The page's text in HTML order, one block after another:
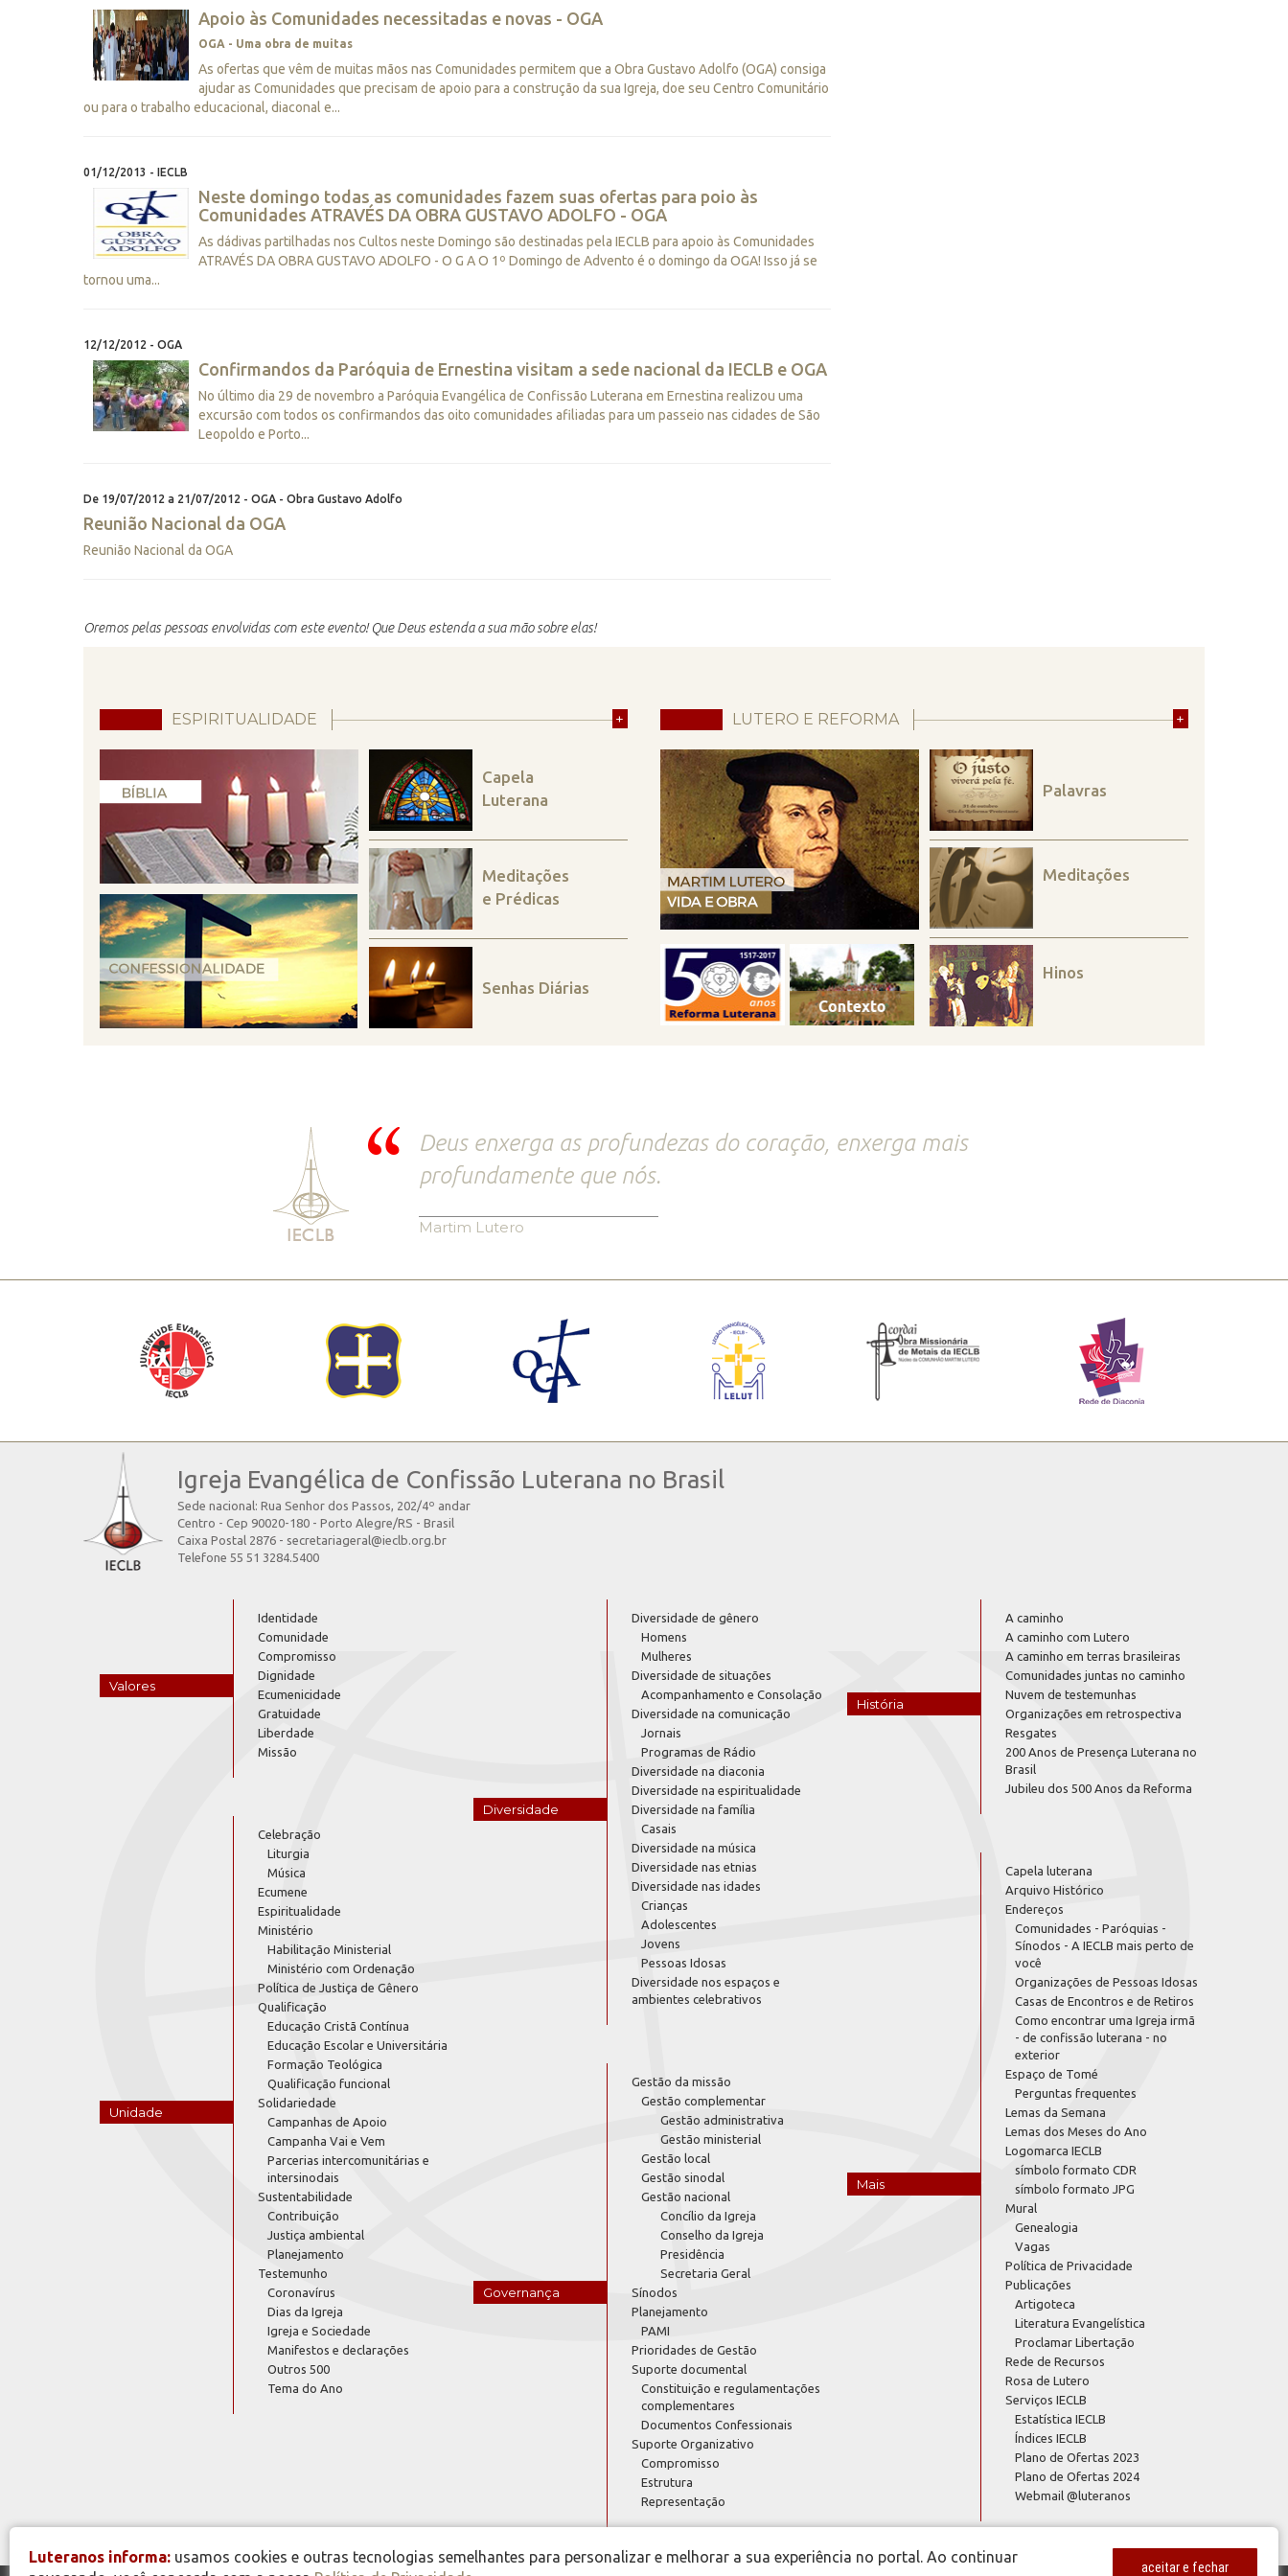
Apoio às Comunidades necessitadas e novas - OGA
OGA - Uma obra de muitas
As ofertas que vêm de muitas mãos nas Comunidades permitem que a Obra Gustavo Adolfo (OGA) consiga
ajudar as Comunidades que precisam de apoio para a construção da sua Igreja, doe seu Centro Comunitário
ou para o trabalho educacional, diaconal e...
01/12/2013 - IECLB
Neste domingo todas as comunidades fazem suas ofertas para poio às
Comunidades ATRAVÉS DA OBRA GUSTAVO ADOLFO - OGA
As dádivas partilhadas nos Cultos neste Domingo são destinadas pela IECLB para apoio às Comunidades
ATRAVÉS DA OBRA GUSTAVO ADOLFO - O G A O 1º Domingo de Advento é o domingo da OGA! Isso já se
tornou uma...
12/12/2012 - OGA
Confirmandos da Paróquia de Ernestina visitam a sede nacional da IECLB e OGA
No último dia 29 de novembro a Paróquia Evangélica de Confissão Luterana em Ernestina realizou uma
excursão com todos os confirmandos das oito comunidades afiliadas para um passeio nas cidades de São
Leopoldo e Porto...
De 19/07/2012 a 21/07/2012 - OGA - Obra Gustavo Adolfo
Reunião Nacional da OGA
Reunião Nacional da OGA
Oremos pelas pessoas envolvidas com este evento! Que Deus estenda a sua mão sobre elas!
ESPIRITUALIDADE +
Capela
Luterana
Meditações
e Prédicas
Senhas Diárias
LUTERO E REFORMA +
Palavras
Meditações
Hinos
Deus enxerga as profundezas do coração, enxerga mais
profundamente que nós.
Martim Lutero
Igreja Evangélica de Confissão Luterana no Brasil
Sede nacional: Rua Senhor dos Passos, 202/4º andar
Centro - Cep 90020-180 - Porto Alegre/RS - Brasil
Caixa Postal 2876 - secretariageral@ieclb.org.br
Telefone 55 51 3284.5400
Valores
Identidade
Comunidade
Compromisso
Dignidade
Ecumenicidade
Gratuidade
Liberdade
Missão
Unidade
Celebração
Liturgia
Música
Ecumene
Espiritualidade
Ministério
Habilitação Ministerial
Ministério com Ordenação
Política de Justiça de Gênero
Qualificação
Educação Cristã Contínua
Educação Escolar e Universitária
Formação Teológica
Qualificação funcional
Solidariedade
Campanhas de Apoio
Campanha Vai e Vem
Parcerias intercomunitárias e
intersinodais
Sustentabilidade
Contribuição
Justiça ambiental
Planejamento
Testemunho
Coronavírus
Dias da Igreja
Igreja e Sociedade
Manifestos e declarações
Outros 500
Tema do Ano
Diversidade
Diversidade de gênero
Homens
Mulheres
Diversidade de situações
Acompanhamento e Consolação
Diversidade na comunicação
Jornais
Programas de Rádio
Diversidade na diaconia
Diversidade na espiritualidade
Diversidade na família
Casais
Diversidade na música
Diversidade nas etnias
Diversidade nas idades
Crianças
Adolescentes
Jovens
Pessoas Idosas
Diversidade nos espaços e
ambientes celebrativos
Governança
Gestão da missão
Gestão complementar
Gestão administrativa
Gestão ministerial
Gestão local
Gestão sinodal
Gestão nacional
Concílio da Igreja
Conselho da Igreja
Presidência
Secretaria Geral
Sínodos
Planejamento
PAMI
Prioridades de Gestão
Suporte documental
Constituição e regulamentações
complementares
Documentos Confessionais
Suporte Organizativo
Compromisso
Estrutura
Representação
História
A caminho
A caminho com Lutero
A caminho em terras brasileiras
Comunidades juntas no caminho
Nuvem de testemunhas
Organizações em retrospectiva
Resgates
200 Anos de Presença Luterana no
Brasil
Jubileu dos 500 Anos da Reforma
Mais
Capela luterana
Arquivo Histórico
Endereços
Comunidades - Paróquias -
Sínodos - A IECLB mais perto de
você
Organizações de Pessoas Idosas
Casas de Encontros e de Retiros
Como encontrar uma Igreja irmã
- de confissão luterana - no
exterior
Espaço de Tomé
Perguntas frequentes
Lemas da Semana
Lemas dos Meses do Ano
Logomarca IECLB
símbolo formato CDR
símbolo formato JPG
Mural
Genealogia
Vagas
Política de Privacidade
Publicações
Artigoteca
Literatura Evangelística
Proclamar Libertação
Rede de Recursos
Rosa de Lutero
Serviços IECLB
Estatística IECLB
Índices IECLB
Plano de Ofertas 2023
Plano de Ofertas 2024
Webmail @luteranos
Luteranos informa: usamos cookies e outras tecnologias semelhantes para personalizar e melhorar a sua experiência no portal. Ao continuar
aceitar e fechar